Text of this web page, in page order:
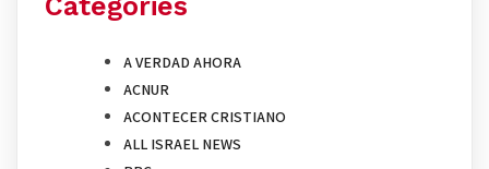
Categories
A VERDAD AHORA
ACNUR
ACONTECER CRISTIANO
ALL ISRAEL NEWS